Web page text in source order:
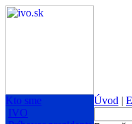
Kto sme
IVO
Úvod |